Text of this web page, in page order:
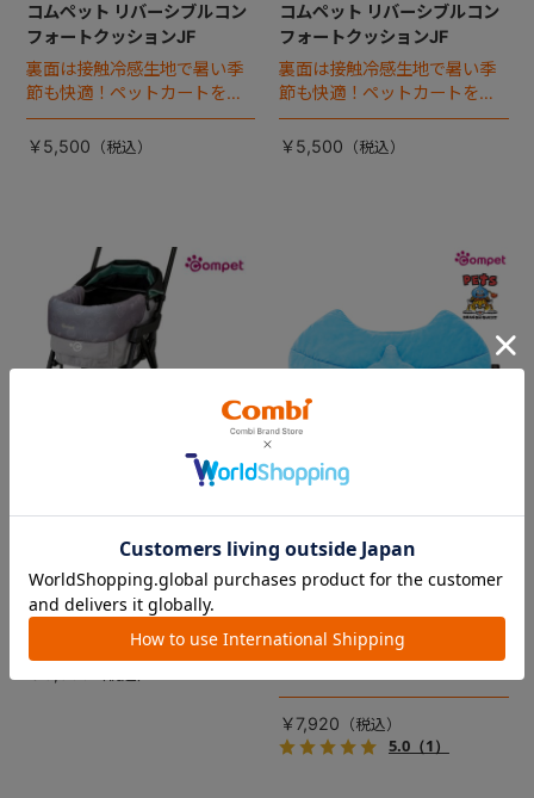
コムペット リバーシブルコン
フォートクッションJF
裏面は接触冷感生地で暑い季
節も快適！ペットカートをお
しゃれに・かわいく・かっこ
よく！
￥5,500
コムペット リバーシブルコン
フォートクッションJF
裏面は接触冷感生地で暑い季
節も快適！ペットカートをお
しゃれに・かわいく・かっこ
よく！
￥5,500
コムペット リバーシブルコン
裏面は接触冷感生地で暑い季
節も快適！ペットカートをお
しゃれに・かわいく・かっこ
DRAGON QUEST PETs コン
フォートクッション スライム
【コムペット ペットカート
用】
愛車の目印に！ふわふわ生地
あごのせクッション。
￥7,920
5.0（1）